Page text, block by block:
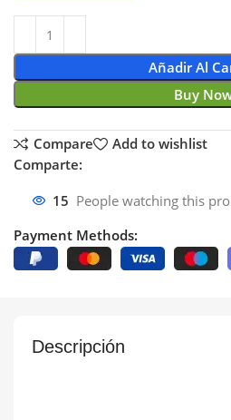
Añadir Al
Buy
Compare
Add to wishlist
Comparte:
15 People watching this
Payment Methods:
Descripción